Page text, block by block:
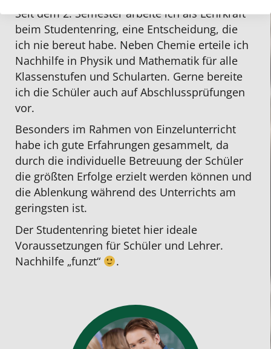
Seit dem 2. Semester arbeite ich als Lehrkraft
beim Studentenring, eine Entscheidung, die
ich nie bereut habe. Neben Chemie erteile ich
Nachhilfe in Physik und Mathematik für alle
Klassenstufen und Schularten. Gerne bereite
ich die Schüler auch aufAbschlussprüfungen
vor.
Besonders im Rahmen von Einzelunterricht
habe ich gute Erfahrungen gesammelt, da
durch die individuelle Betreuung der Schüler
die größten Erfolge erzielt werden können und
die Ablenkung während des Unterrichts am
geringsten ist.
Der Studentenring bietet hier ideale
Voraussetzungen für Schüler und Lehrer.
Nachhilfe „funzt“
.